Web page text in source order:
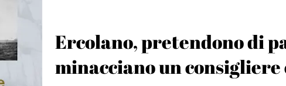
Ercolano, pretendono di
minacciano un consigliere